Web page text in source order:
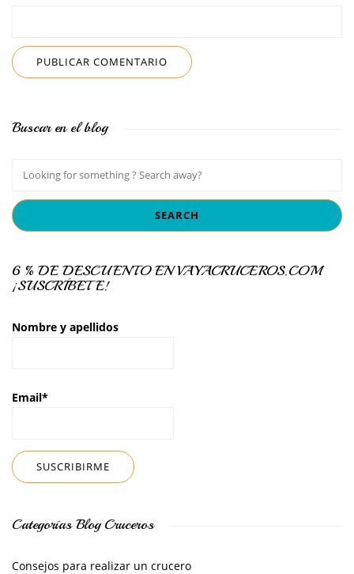
Buscar en el blog
6 % DE DESCUENTO EN VAYACRUCEROS.COM
¡SUSCRÍBETE!
Nombre y apellidos
Email*
Categorías Blog Cruceros
Consejos para realizar un crucero